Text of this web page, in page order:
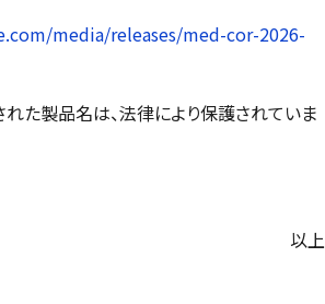
media/releases/med-cor-2026-
た製品名は、法律により保護されていま
以上